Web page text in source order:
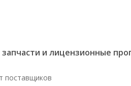
и лицензионные
поставщиков